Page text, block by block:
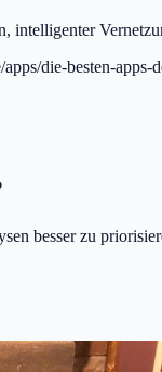
intelligenter
die-besten-apps-
besser zu